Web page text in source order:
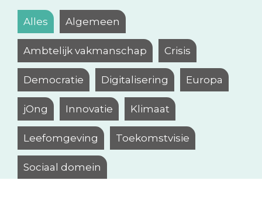
Alles Algemeen
Ambtelijk vakmanschap Crisis
Democratie Digitalisering Europa
jOng Innovatie Klimaat
Leefomgeving Toekomstvisie
Sociaal domein